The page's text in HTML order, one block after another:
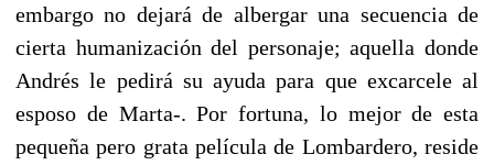
embargo no dejará de albergar una secuencia de
cierta humanización del personaje; aquella donde
Andrés le pedirá su ayuda para que excarcele al
esposo de Marta-. Por fortuna, lo mejor de esta
pequeña pero grata película de Lombardero, reside